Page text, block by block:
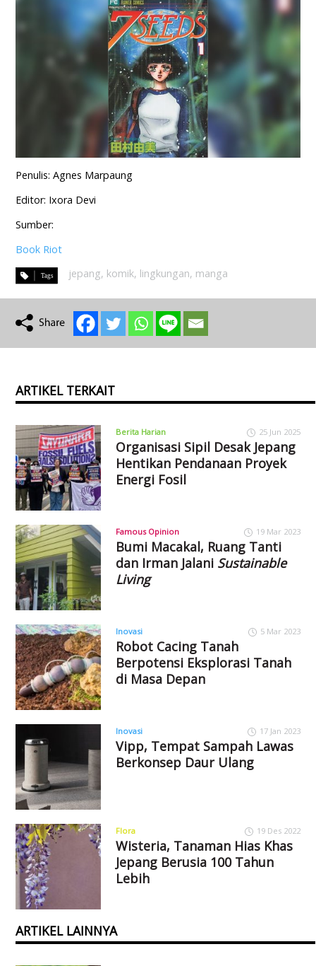
Penulis: Agnes Marpaung
Editor: Ixora Devi
Sumber:
Book Riot
jepang, komik, lingkungan, manga
ARTIKEL TERKAIT
Berita Harian 25 Jun 2025
Organisasi Sipil Desak Jepang
Hentikan Pendanaan Proyek
Energi Fosil
Famous Opinion 19 Mar 2023
Bumi Macakal, Ruang Tanti
dan Irman Jalani Sustainable
Living
Inovasi 5 Mar 2023
Robot Cacing Tanah
Berpotensi Eksplorasi Tanah
di Masa Depan
Inovasi 17 Jan 2023
Vipp, Tempat Sampah Lawas
Berkonsep Daur Ulang
Flora 19 Des 2022
Wisteria, Tanaman Hias Khas
Jepang Berusia 100 Tahun
Lebih
ARTIKEL LAINNYA